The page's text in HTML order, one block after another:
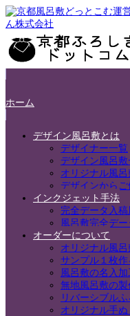
ホーム
デザイン風呂敷とは
デザイナー一覧
デザイン風呂敷
オリジナル風呂
デザインからご
インクジェット手法
完全データ入
風呂敷完全デ
オーダーについて
オリジナル風呂
サンプル１枚作
風呂敷の名入加
無地風呂敷の製
リバーシブルふ
オリジナル手ぬ